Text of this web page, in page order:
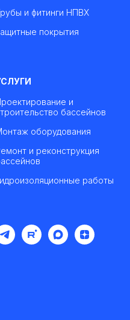
и фитинги НПВХ
покрытия
и
бассейнов
оборудования
и реконструкция
работы